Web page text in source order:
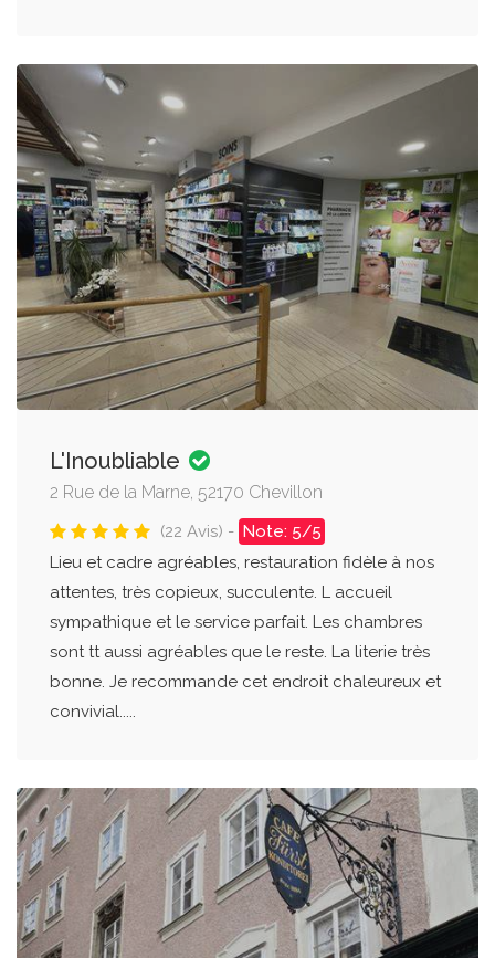
L'Inoubliable
2 Rue de la Marne, 52170 Chevillon
(22 Avis) - Note: 5/5
Lieu et cadre agréables, restauration fidèle à nos
attentes, très copieux, succulente. L accueil
sympathique et le service parfait. Les chambres
sont tt aussi agréables que le reste. La literie très
bonne. Je recommande cet endroit chaleureux et
convivial.....